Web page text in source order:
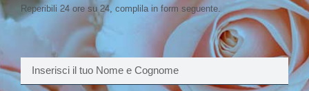
Reperibili 24 ore su 24, complila in form seguente.